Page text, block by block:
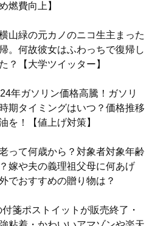
燃費向上】
山緑の元カノのニコ生主まった
。何故彼女はふわっちで復帰し
？【大学ツイッター】
年ガソリン価格高騰！ガソリ
期タイミングはいつ？価格推移
を！【値上げ対策】
って何歳から？対象者対象年齢
嫁や夫の義理祖父母に何あげ
でおすすめの贈り物は？
付箋ポストイットが販売終了・